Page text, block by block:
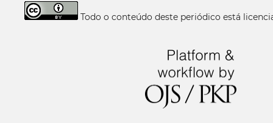
Todo o conteúdo deste periódico está